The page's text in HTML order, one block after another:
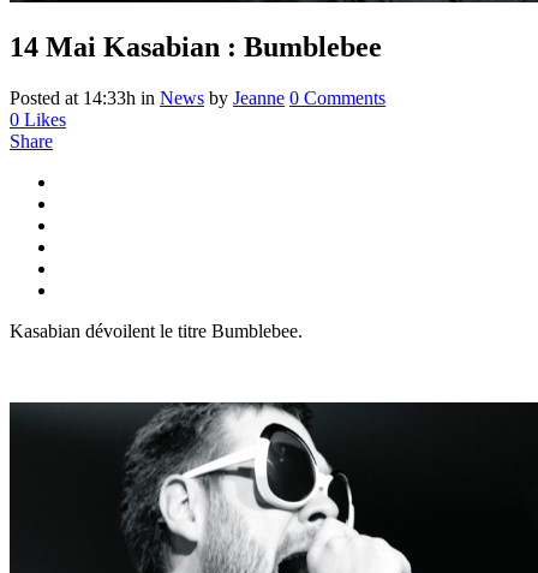
14 Mai Kasabian : Bumblebee
Posted at 14:33h in News by Jeanne 0 Comments
0 Likes
Share
Kasabian dévoilent le titre Bumblebee.